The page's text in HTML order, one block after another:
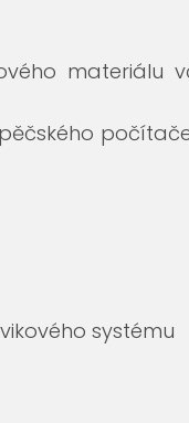
materiálu
systému